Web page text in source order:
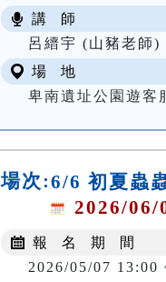
講 師
呂縉宇 (山豬老師)
場 地
卑南遺址公園遊客
場次:6/6 初夏蟲
2026/06/
報 名 期 間
2026/05/07 13:00